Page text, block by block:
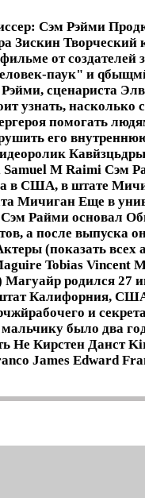
Сэм Рэйми
Зискин Творческий
от создателей
паук" и
сценариста
узнать, насколько
помогать
его
M Raimi Сэм
в США, в штате
Мичиган Еще в
Райми основал
а после выпуска
(показать всех
Tobias Vincent
Магуайр родился 27
Калифорния,
и
мальчику было два
Не Кирстен Данст
James Edward